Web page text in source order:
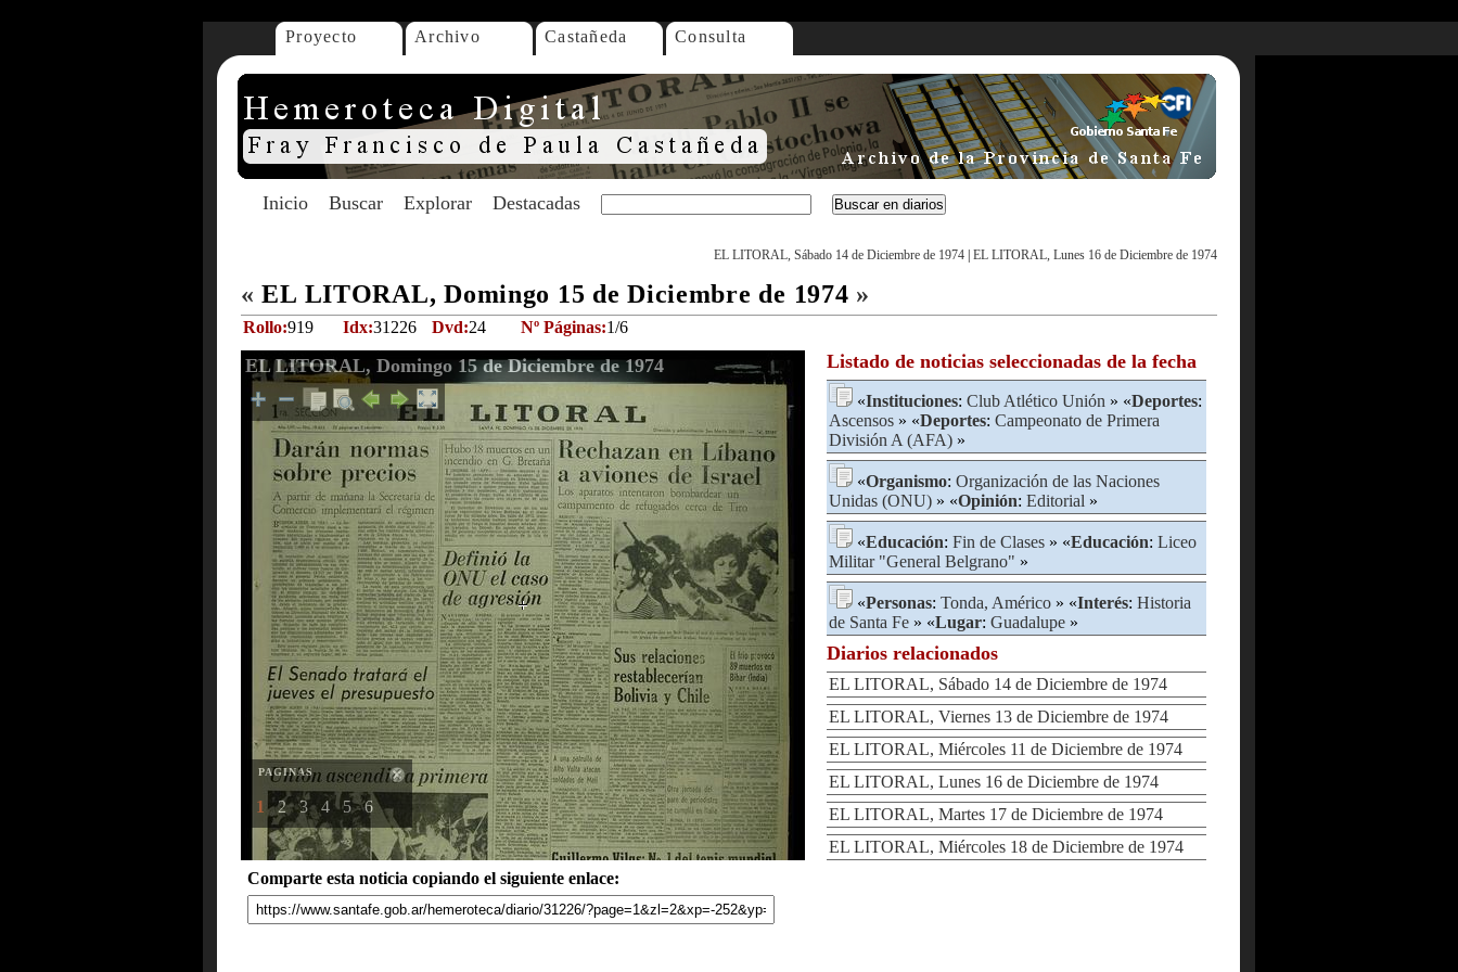
Proyecto Archivo Castañeda Consulta
Inicio Buscar Explorar Destacadas
EL LITORAL, Sábado 14 de Diciembre de 1974 EL LITORAL, Lunes 16 de Diciembre de 1974
« EL LITORAL, Domingo 15 de Diciembre de 1974 »
Rollo:919 Idx:31226 Dvd:24 Nº Páginas:1/6
EL LITORAL, Domingo 15 de Diciembre de 1974
PAGINAS
1 2 3 4 5 6
Comparte esta noticia copiando el siguiente enlace:
Listado de noticias seleccionadas de la fecha
«Instituciones: Club Atlético Unión » «Deportes:
Ascensos » «Deportes: Campeonato de Primera
División A (AFA) »
«Organismo: Organización de las Naciones
Unidas (ONU) » «Opinión: Editorial »
«Educación: Fin de Clases » «Educación: Liceo
Militar "General Belgrano" »
«Personas: Tonda, Américo » «Interés: Historia
de Santa Fe » «Lugar: Guadalupe »
Diarios relacionados
EL LITORAL, Sábado 14 de Diciembre de 1974
EL LITORAL, Viernes 13 de Diciembre de 1974
EL LITORAL, Miércoles 11 de Diciembre de 1974
EL LITORAL, Lunes 16 de Diciembre de 1974
EL LITORAL, Martes 17 de Diciembre de 1974
EL LITORAL, Miércoles 18 de Diciembre de 1974